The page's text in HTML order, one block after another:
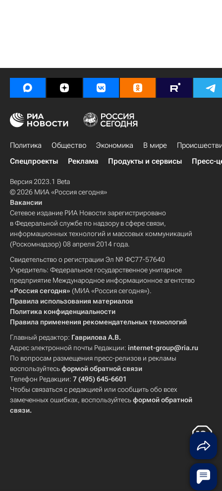
Политика Общество Экономика В мире
Спецпроекты
Реклама Продукты и сервисы Пресс-
Версия 2023.1 Beta
© 2026 МИА «Россия сегодня»
Вакансии
Сетевое издание РИА Новости зарегистрировано
в Федеральной службе по надзору в сфере связи,
информационных технологий и массовых коммуникаций
(Роскомнадзор) 08 апреля 2014 года.
Свидетельство о регистрации Эл № ФС77-57640
Учредитель: Федеральное государственное унитарное
предприятие Международное информационное агентство
«Россия сегодня» (МИА «Россия сегодня»).
Правила использования материалов
Политика конфиденциальности
Правила применения рекомендательных технологий
Главный редактор: Гаврилова А.В.
Адрес электронной почты Редакции: internet-group@ria.ru
По вопросам размещения пресс-релизов и рекламы
воспользуйтесьформой обратной связи
Телефон Редакции: 7 (495) 645-6601
Чтобы связаться с редакцией или сообщить обо всех
замеченных ошибках, воспользуйтесьформой обратной
связи.